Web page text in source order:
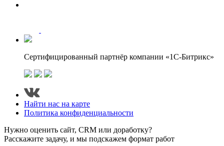
Сертифицированный партнёр компании «1С-Битрикс»
Найти нас на карте
Политика конфиденциальности
Нужно оценить сайт, CRM или доработку?
Расскажите задачу, и мы подскажем формат работ